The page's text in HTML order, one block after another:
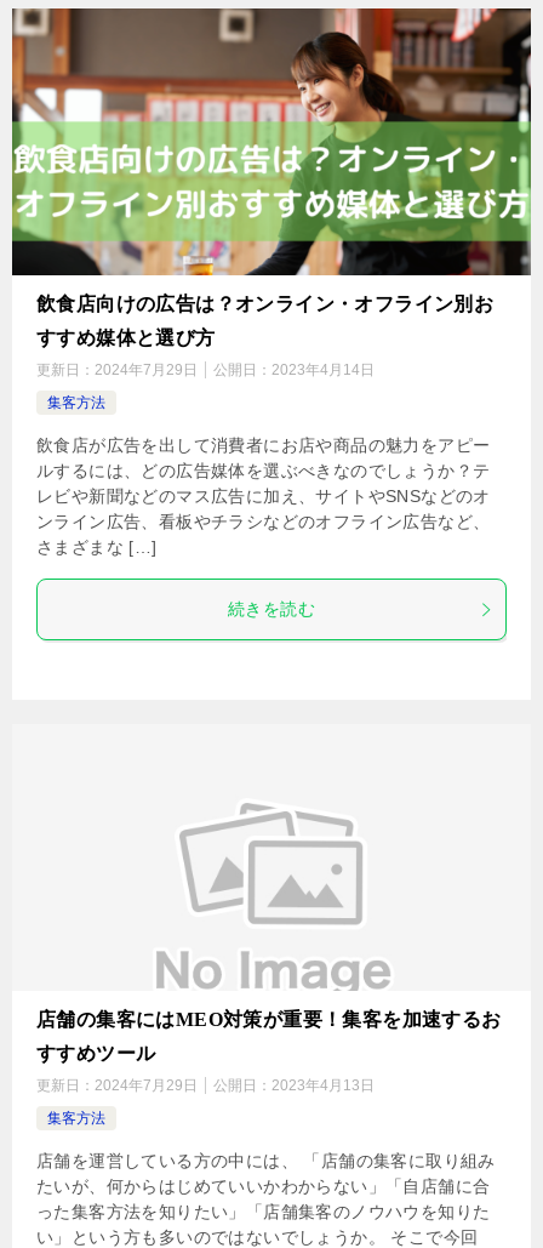
飲食店向けの広告は？オンライン・オフライン別お
すすめ媒体と選び方
更新日： 2024年7月29日 公開日： 2023年4月14日
集客方法
飲食店が広告を出して消費者にお店や商品の魅力をアピー
ルするには、どの広告媒体を選ぶべきなのでしょうか？テ
レビや新聞などのマス広告に加え、サイトやSNSなどのオ
ンライン広告、看板やチラシなどのオフライン広告など、
さまざまな […]
続きを読む
店舗の集客にはMEO対策が重要！集客を加速するお
すすめツール
更新日： 2024年7月29日 公開日： 2023年4月13日
集客方法
店舗を運営している方の中には、 「店舗の集客に取り組み
たいが、何からはじめていいかわからない」「自店舗に合
った集客方法を知りたい」「店舗集客のノウハウを知りた
い」という方も多いのではないでしょうか。 そこで今回